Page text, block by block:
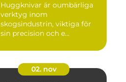
Huggknivar är oumbärliga
verktyg inom
skogsindustrin, viktiga för
sin precision och e...
02. nov